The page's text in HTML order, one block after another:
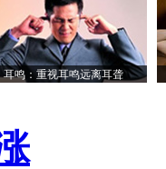
耳鸣：重视耳鸣远离耳聋